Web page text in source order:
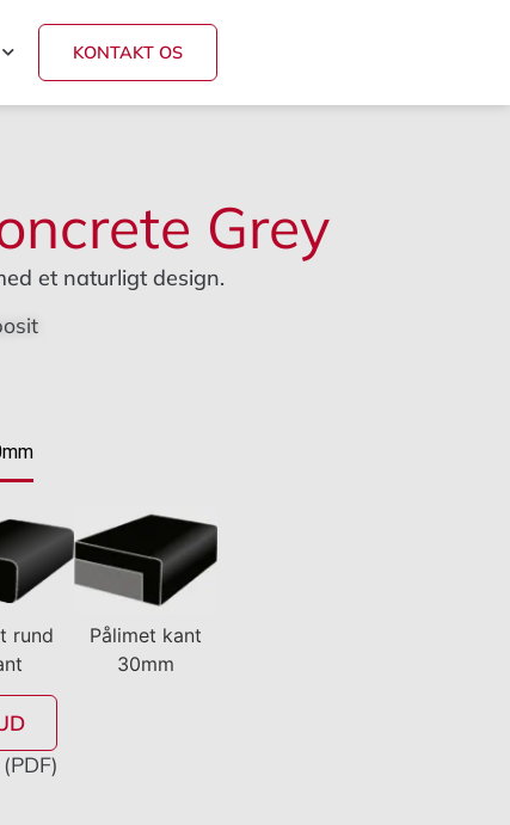
KONTAKT OS
Grey
et naturligt design.
rund
Pålimet kant
30mm